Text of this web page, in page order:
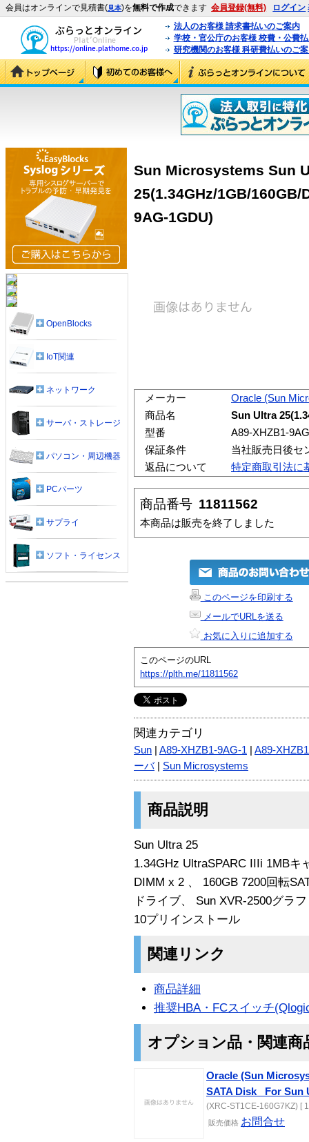
会員はオンラインで見積書(見本)を無料で作成できます 会員登録(無料) ログイン
法人のお客様 請求書払いのご案内
学校・官公庁のお客様 校費・公費
研究機関のお客様 科研費払いのご
Sun Microsystems Sun
25(1.34GHz/1GB/160GB/
9AG-1GDU)
メーカー
Oracle (Sun
商品名
Sun Ultra
型番
A89-XHZB1-
保証条件
当社販売日後セ
返品について
特定商取引法に
商品番号 11811562
本商品は販売を終了しました
このページを印刷する
メールでURLを送る
お気に入りに追加する
このページのURL
https://plth.me/11811562
関連カテゴリ
Sun A89-XHZB1-9AG-1
A89-
ーバ| Sun Microsystems
商品説明
Sun Ultra 25
1.34GHz UltraSPARC IIIi 1MBキ
DIMM x 2 、 160GB 7200回転
ドライブ、 Sun XVR-2500グラ
10プリインストール
関連リンク
商品詳細
推奨HBA・FCスイッチ
オプション品・関連商
Oracle (Sun
SATA Disk_ For Sun
(XRC-ST1CE-160G7KZ) [
販売価格 お問合せ
OpenBlocks
IoT関連
ネットワーク
サーバ・ストレージ
パソコン・周辺機器
PCパーツ
サプライ
ソフト・ライセンス